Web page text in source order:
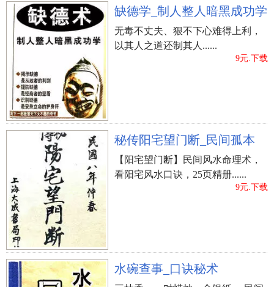
缺德学_制人整人暗黑成功学
无毒不丈夫、狠不下心难得上利，
以其人之道还制其人......
9元.下载
秘传阳宅望门断_民间孤本
【阳宅望门断】民间风水命理术，
看阳宅风水口诀，25页精册......
9元.下载
水碗查事_口诀秘术